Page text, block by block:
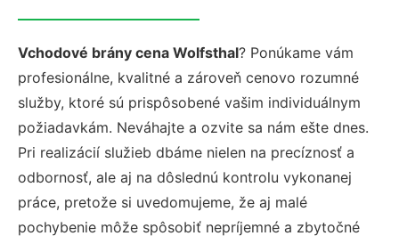
Vchodové brány cena Wolfsthal? Ponúkame vám
profesionálne, kvalitné a zároveň cenovo rozumné
služby, ktoré sú prispôsobené vašim individuálnym
požiadavkám. Neváhajte a ozvite sa nám ešte dnes.
Pri realizácií služieb dbáme nielen na precíznosť a
odbornosť, ale aj na dôslednú kontrolu vykonanej
práce, pretože si uvedomujeme, že aj malé
pochybenie môže spôsobiť nepríjemné a zbytočné